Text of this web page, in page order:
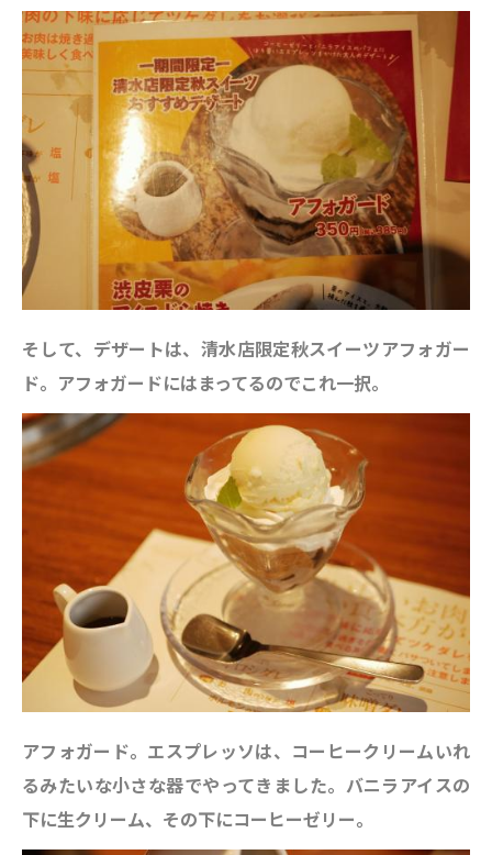
そして、デザートは、清水店限定秋スイーツアフォガー
ド。アフォガードにはまってるのでこれ一択。
アフォガード。エスプレッソは、コーヒークリームいれ
るみたいな小さな器でやってきました。バニラアイスの
下に生クリーム、その下にコーヒーゼリー。